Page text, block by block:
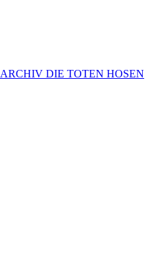
DIE TOTEN HOSEN